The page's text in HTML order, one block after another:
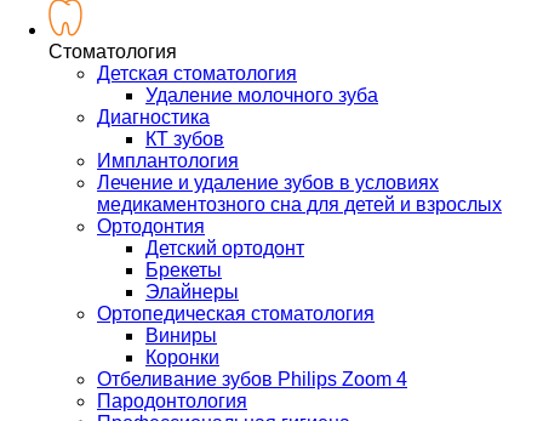
Стоматология
Детская стоматология
Удаление молочного зуба
Диагностика
КТ зубов
Имплантология
Лечение и удаление зубов в условиях
медикаментозного сна для детей и взрослых
Ортодонтия
Детский ортодонт
Брекеты
Элайнеры
Ортопедическая стоматология
Виниры
Коронки
Отбеливание зубов Philips Zoom 4
Пародонтология